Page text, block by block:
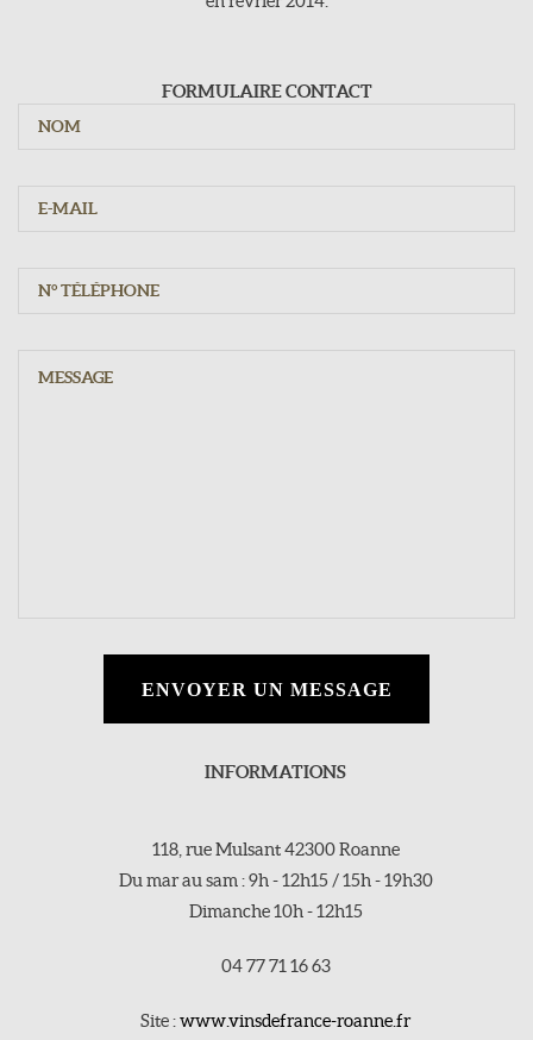
Jours d'ouvertures
FORMULAIRE CONTACT
ENVOYER UN MESSAGE
INFORMATIONS
118, rue Mulsant 42300 Roanne
Du mar au sam : 9h - 12h15 / 15h - 19h30
Dimanche 10h - 12h15
04 77 71 16 63
Site :www.vinsdefrance-roanne.fr